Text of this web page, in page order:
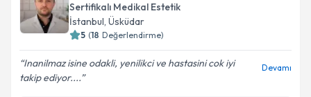
E-posta Adresiniz
Kişisel verilerimin işlenmesine ilişkin
Sertifikalı Medikal Estetik
İstanbul, Üsküdar
5 (18 Değerlendirme)
Inanilmaz isine odakli, yenilikci ve hastasini cok iyi
takip ediyor....
Devamı